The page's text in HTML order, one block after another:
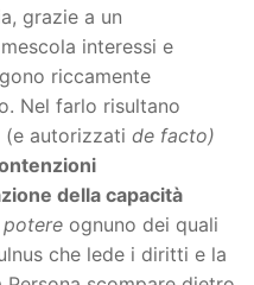
grazie a un
interessi e
riccamente
Nel farlo risultano
autorizzati de facto)
della capacità
ognuno dei quali
che lede i diritti e la